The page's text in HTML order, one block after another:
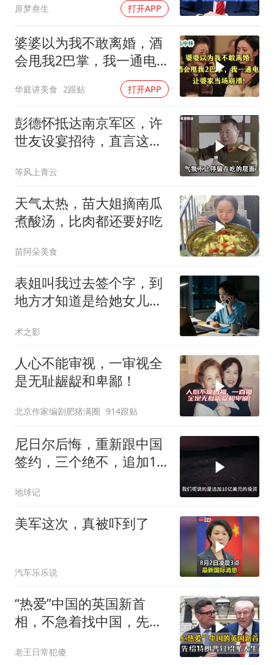
原梦叁生 打开APP
婆婆以为我不敢离婚，酒
会甩我2巴掌，我一通电
华庭讲美食 2跟贴 打开APP
彭德怀抵达南京军区，许
世友设宴招待，直言这是
等风上青云
天气太热，苗大姐摘南瓜
煮酸汤，比肉都还要好吃
苗阿朵美食
表姐叫我过去签个字，到
地方才知道是给她女儿婚
术之影
人心不能审视，一审视全
是无耻龌龊和卑鄙！
北京作家编剧肥猪满圈 914跟贴
尼日尔后悔，重新跟中国
签约，三个绝不，追加10
地球记
美军这次，真被吓到了
汽车乐乐说
“热爱”中国的英国新首
相，不急着找中国，先给
老王日常犯傻